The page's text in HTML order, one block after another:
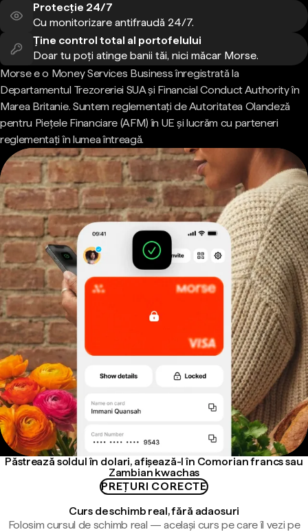
Protecție 24/7
Cu monitorizare antifraudă 24/7.
Ține control total al portofelului
Doar tu poți atinge banii tăi, nici măcar Morse.
Morse e o Money Services Business înregistrată la
Departamentul Trezoreriei SUA și Financial Conduct Authority în
Marea Britanie. Suntem reglementați de Autoritatea Olandeză
pentru Piețele Financiare (AFM) în UE și lucrăm cu parteneri
reglementați în lumea întreagă.
Păstrează soldul în dolari, afișează-l în Comorian francs sau
Zambian kwachas
PREȚURI CORECTE
Curs de schimb real, fără adaosuri
Folosim cursul de schimb real — același curs pe care îl vezi pe